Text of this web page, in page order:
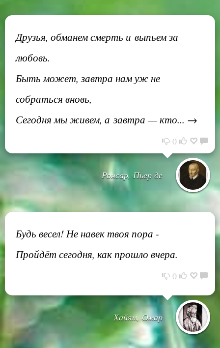
Друзья, обманем смерть и выпьем за
любовь.
Быть может, завтра нам уж не
собраться вновь,
Сегодня мы живем, а завтра — кто... →
0
Ронсар, Пьер де
Будь весел! Не навек твоя пора -
Пройдёт сегодня, как прошло вчера.
0
Хайям, Омар